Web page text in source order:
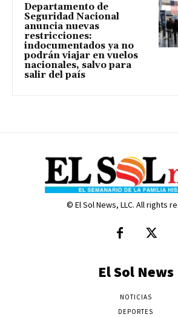
Departamento de
Seguridad Nacional
anuncia nuevas
restricciones:
indocumentados ya no
podrán viajar en vuelos
nacionales, salvo para
salir del país
© El Sol News, LLC. All rights
El Sol News
NOTICIAS
DEPORTES